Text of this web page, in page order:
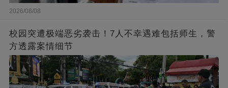
2026/08/08
校园突遭极端恶劣袭击！7人不幸遇难包括师生，警
方透露案情细节